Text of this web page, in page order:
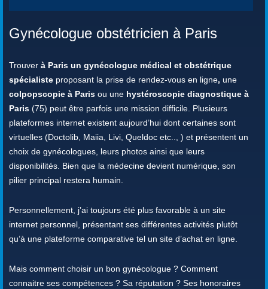
Gynécologue obstétricien à Paris
Trouver à Paris un gynécologue médical et obstétrique
spécialiste proposant la prise de rendez-vous en ligne, une
colpopscopie à Paris ou une hystéroscopie diagnostique à
Paris (75) peut être parfois une mission difficile. Plusieurs
plateformes internet existent aujourd’hui dont certaines sont
virtuelles (Doctolib, Maiia, Livi, Queldoc etc.., ) et présentent un
choix de gynécologues, leurs photos ainsi que leurs
disponibilités. Bien que la médecine devient numérique, son
pilier principal restera humain.
Personnellement, j’ai toujours été plus favorable à un site
internet personnel, présentant ses différentes activités plutôt
qu’à une plateforme comparative tel un site d’achat en ligne.
Mais comment choisir un bon gynécologue ? Comment
connaitre ses compétences ? Sa réputation ? Ses honoraires